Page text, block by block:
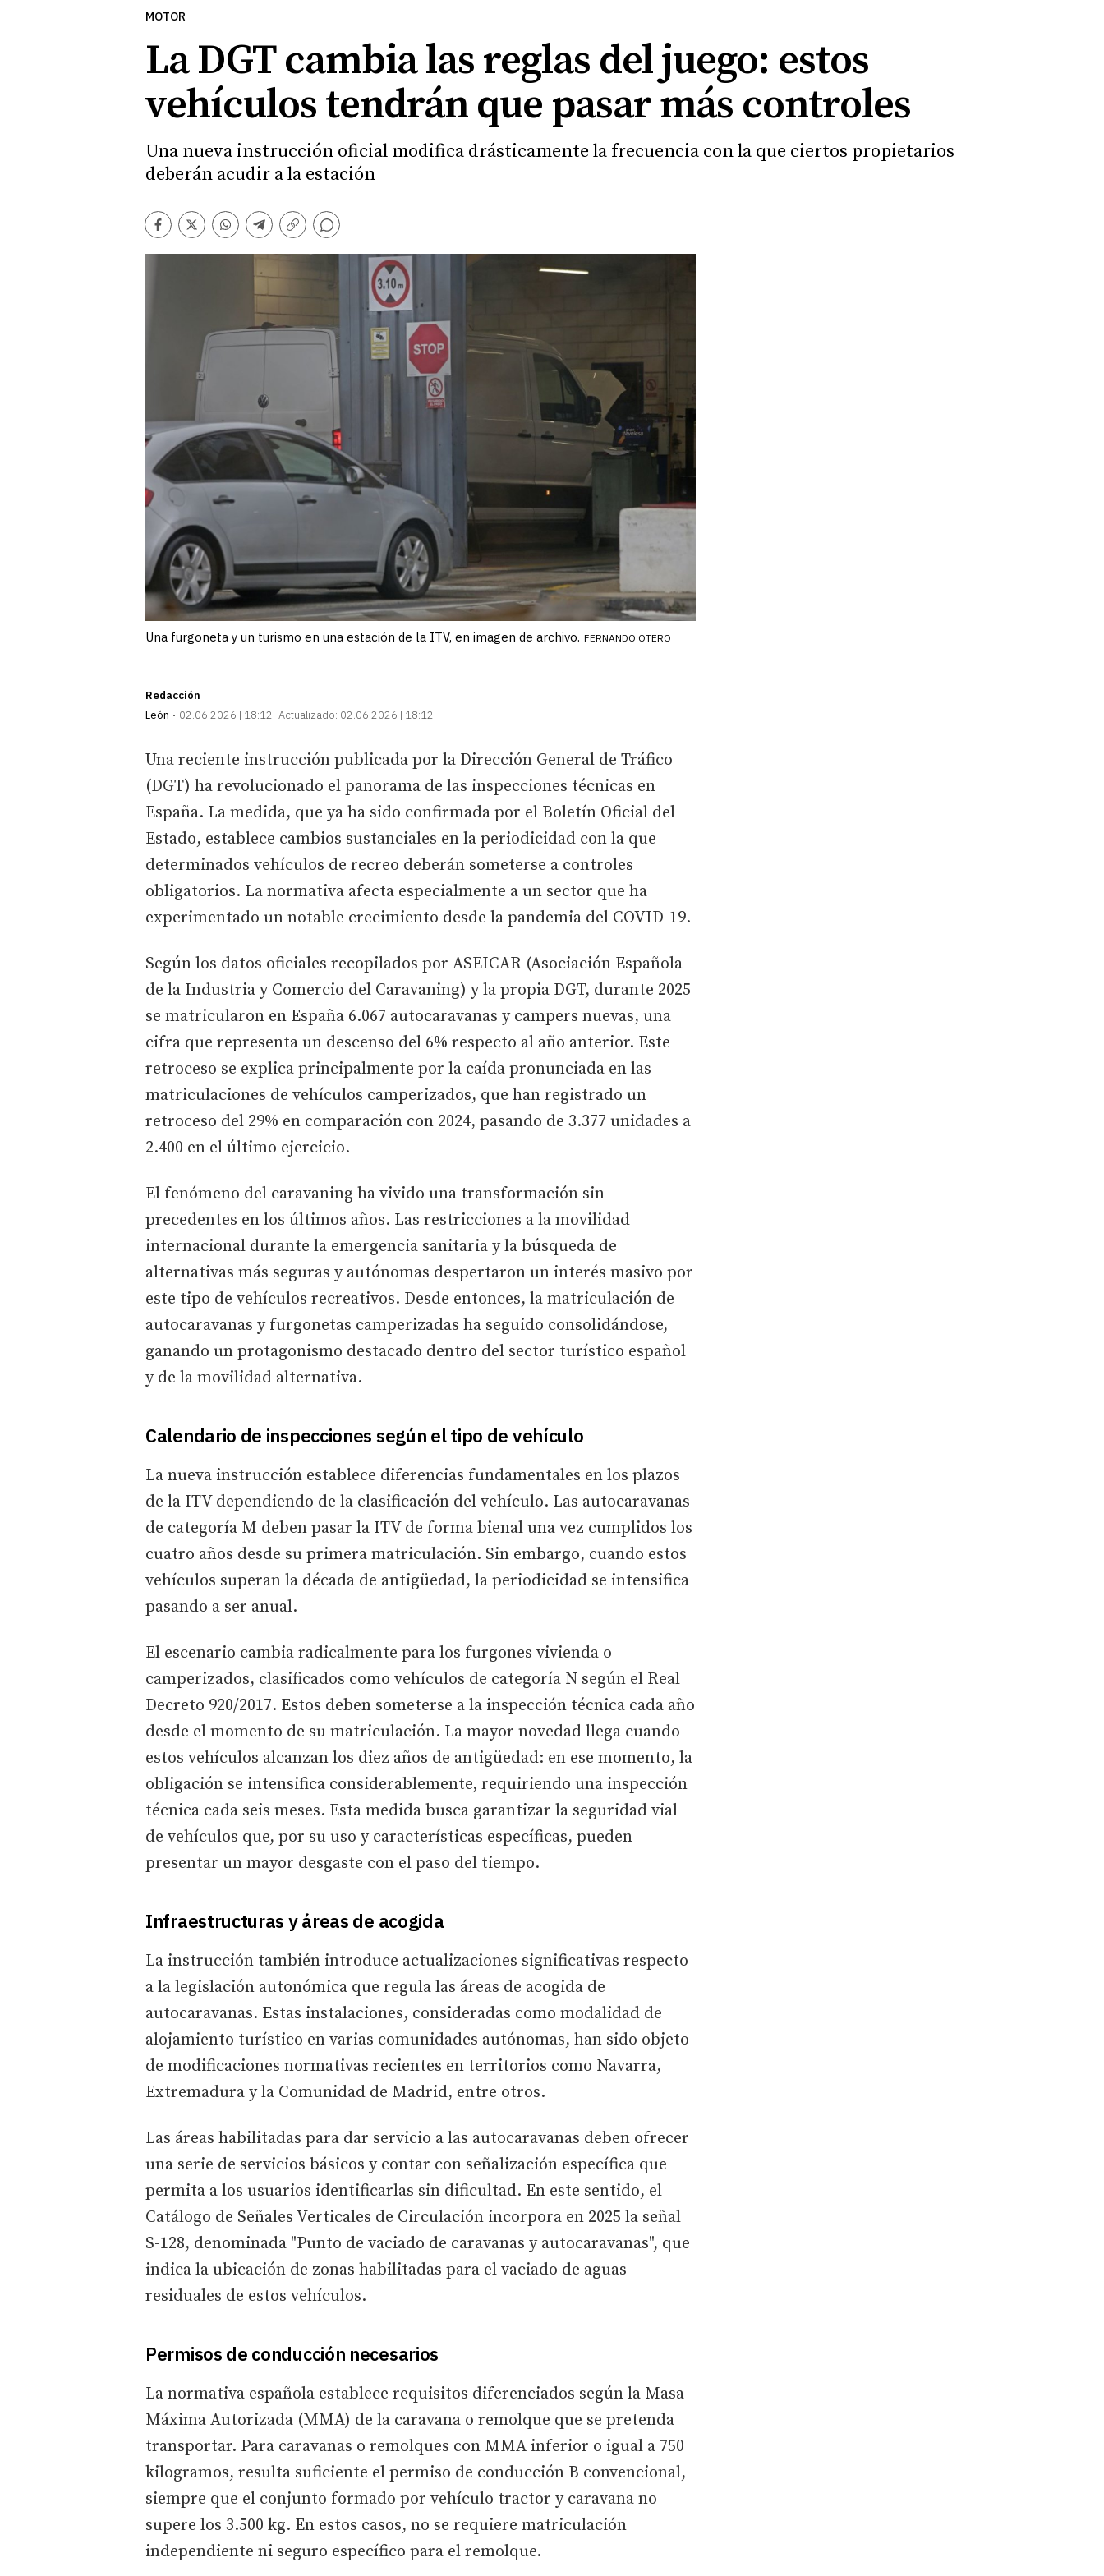
MOTOR
La DGT cambia las reglas del juego: estos
vehículos tendrán que pasar más controles
Una nueva instrucción oficial modifica drásticamente la frecuencia con la que ciertos propietarios
deberán acudir a la estación
Facebook
TwitterWhatsapp
Telegram
Copiar
enlace
Comentarios
Una furgoneta y un turismo en una estación de la ITV, en imagen de archivo. FERNANDO OTERO
Redacción
León
02.06.2026 | 18:12 Actualizado: 02.06.2026 | 18:12
Una reciente instrucción publicada por la Dirección General de Tráfico
(DGT) ha revolucionado el panorama de las inspecciones técnicas en
España. La medida, que ya ha sido confirmada por el Boletín Oficial del
Estado, establece cambios sustanciales en la periodicidad con la que
determinados vehículos de recreo deberán someterse a controles
obligatorios. La normativa afecta especialmente a un sector que ha
experimentado un notable crecimiento desde la pandemia del COVID-19.
Según los datos oficiales recopilados por ASEICAR (Asociación Española
de la Industria y Comercio del Caravaning) y la propia DGT, durante 2025
se matricularon en España 6.067 autocaravanas y campers nuevas, una
cifra que representa un descenso del 6% respecto al año anterior. Este
retroceso se explica principalmente por la caída pronunciada en las
matriculaciones de vehículos camperizados, que han registrado un
retroceso del 29% en comparación con 2024, pasando de 3.377 unidades a
2.400 en el último ejercicio.
El fenómeno del caravaning ha vivido una transformación sin
precedentes en los últimos años. Las restricciones a la movilidad
internacional durante la emergencia sanitaria y la búsqueda de
alternativas más seguras y autónomas despertaron un interés masivo por
este tipo de vehículos recreativos. Desde entonces, la matriculación de
autocaravanas y furgonetas camperizadas ha seguido consolidándose,
ganando un protagonismo destacado dentro del sector turístico español
y de la movilidad alternativa.
Calendario de inspecciones según el tipo de vehículo
La nueva instrucción establece diferencias fundamentales en los plazos
de la ITV dependiendo de la clasificación del vehículo. Las autocaravanas
de categoría M deben pasar la ITV de forma bienal una vez cumplidos los
cuatro años desde su primera matriculación. Sin embargo, cuando estos
vehículos superan la década de antigüedad, la periodicidad se intensifica
pasando a ser anual.
El escenario cambia radicalmente para los furgones vivienda o
camperizados, clasificados como vehículos de categoría N según el Real
Decreto 920/2017. Estos deben someterse a la inspección técnica cada año
desde el momento de su matriculación. La mayor novedad llega cuando
estos vehículos alcanzan los diez años de antigüedad: en ese momento, la
obligación se intensifica considerablemente, requiriendo una inspección
técnica cada seis meses. Esta medida busca garantizar la seguridad vial
de vehículos que, por su uso y características específicas, pueden
presentar un mayor desgaste con el paso del tiempo.
Infraestructuras y áreas de acogida
La instrucción también introduce actualizaciones significativas respecto
a la legislación autonómica que regula las áreas de acogida de
autocaravanas. Estas instalaciones, consideradas como modalidad de
alojamiento turístico en varias comunidades autónomas, han sido objeto
de modificaciones normativas recientes en territorios como Navarra,
Extremadura y la Comunidad de Madrid, entre otros.
Las áreas habilitadas para dar servicio a las autocaravanas deben ofrecer
una serie de servicios básicos y contar con señalización específica que
permita a los usuarios identificarlas sin dificultad. En este sentido, el
Catálogo de Señales Verticales de Circulación incorpora en 2025 la señal
S-128, denominada "Punto de vaciado de caravanas y autocaravanas", que
indica la ubicación de zonas habilitadas para el vaciado de aguas
residuales de estos vehículos.
Permisos de conducción necesarios
La normativa española establece requisitos diferenciados según la Masa
Máxima Autorizada (MMA) de la caravana o remolque que se pretenda
transportar. Para caravanas o remolques con MMA inferior o igual a 750
kilogramos, resulta suficiente el permiso de conducción B convencional,
siempre que el conjunto formado por vehículo tractor y caravana no
supere los 3.500 kg. En estos casos, no se requiere matriculación
independiente ni seguro específico para el remolque.